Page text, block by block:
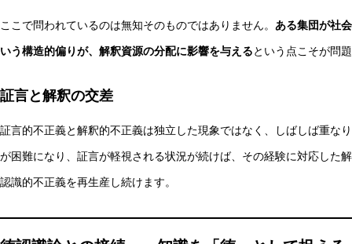
ここで問われているのは無知そのものではありません。 ある集団が社
いう構造的偏りが、解釈資源の分配に影響を与えるという点こそが問
証言と解釈の交差
証言的不正義と解釈的不正義は独立した現象ではなく、しばしば重な
が困難になり、証言が軽視される状況が続けば、その経験に対応した
認識的不正義を再生産し続けます。